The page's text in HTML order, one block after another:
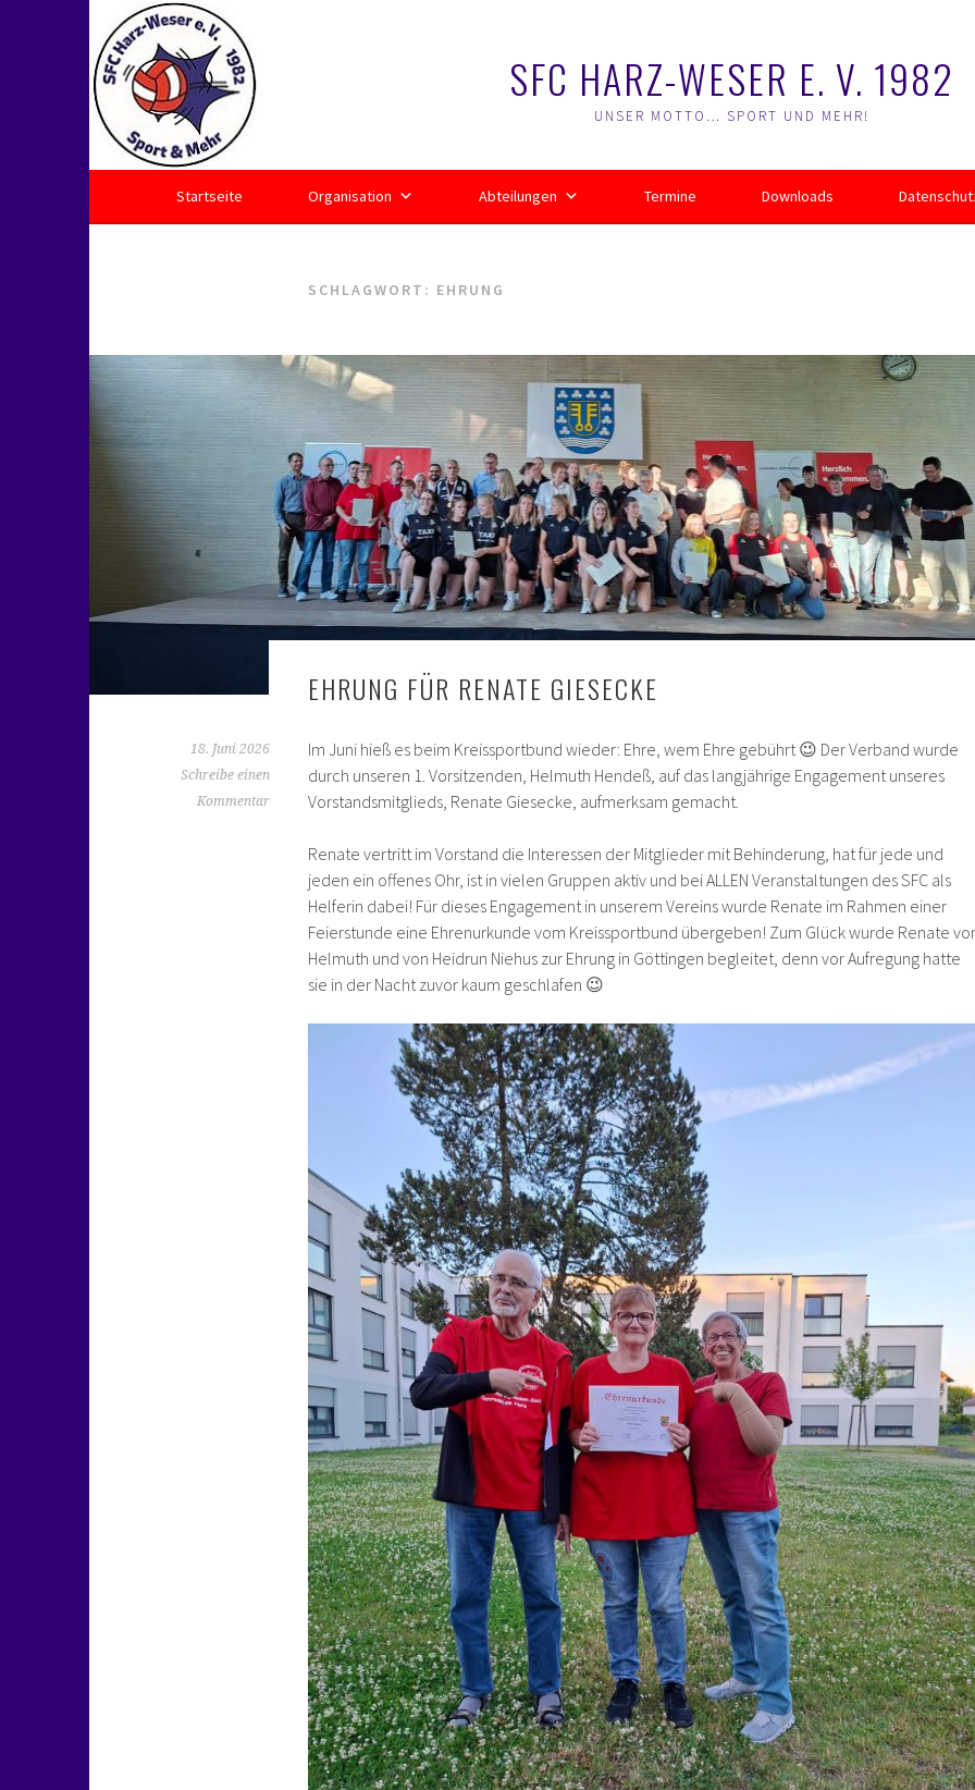
Springe
zum
Inhalt
SFC HARZ-WESER E. V. 1982
UNSER MOTTO… SPORT UND MEHR!
Startseite Organisation Abteilungen Termine Downloads
SCHLAGWORT: EHRUNG
EHRUNG FÜR RENATE GIESECKE
18. Juni 2026
Schreibe einen
Kommentar
Im Juni hieß es beim Kreissportbund wieder: Ehre, wem Ehre gebührt 😉 Der Verband wurde
durch unseren 1. Vorsitzenden, Helmuth Hendeß, auf das langjährige Engagement unseres
Vorstandsmitglieds, Renate Giesecke, aufmerksam gemacht.
Renate vertritt im Vorstand die Interessen der Mitglieder mit Behinderung, hat für jede und
jeden ein offenes Ohr, ist in vielen Gruppen aktiv und bei ALLEN Veranstaltungen des SFC als
Helferin dabei! Für dieses Engagement in unserem Vereins wurde Renate im Rahmen einer
Feierstunde eine Ehrenurkunde vom Kreissportbund übergeben! Zum Glück wurde Renate
Helmuth und von Heidrun Niehus zur Ehrung in Göttingen begleitet, denn vor Aufregung hatte
sie in der Nacht zuvor kaum geschlafen 😉